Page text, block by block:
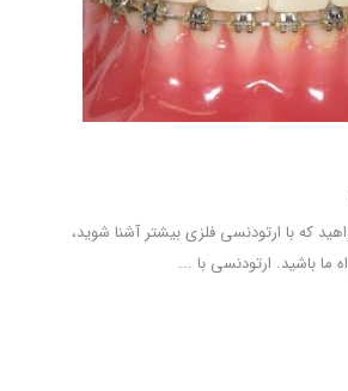
که با ارتودنسی فلزی بیشتر آشنا شوید،
ما باشید. ارتودنسی با ...